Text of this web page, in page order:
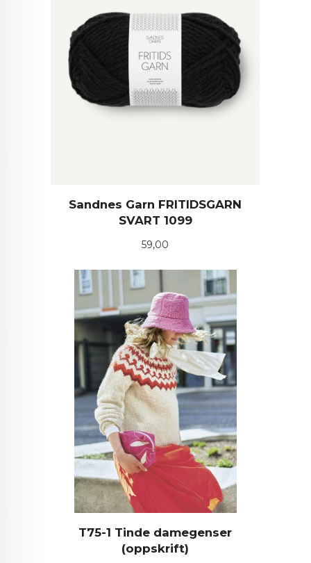
Sandnes Garn FRITIDSGARN
SVART 1099
Pris
59,00
T75-1 Tinde damegenser
(oppskrift)